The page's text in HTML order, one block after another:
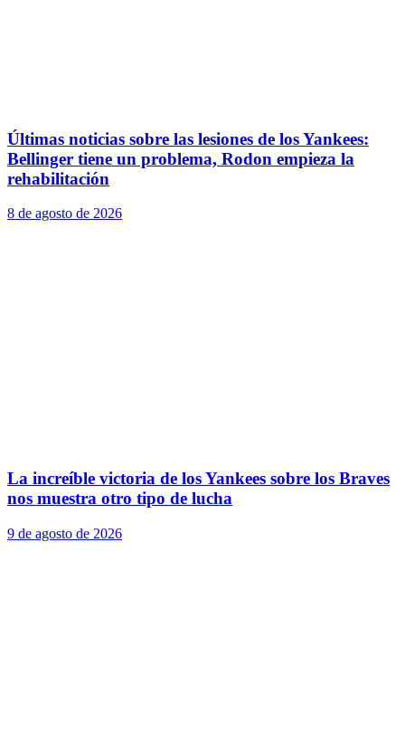
Últimas noticias sobre las lesiones de los Yankees:
Bellinger tiene un problema, Rodon empieza la
rehabilitación
8 de agosto de 2026
La increíble victoria de los Yankees sobre los Braves
nos muestra otro tipo de lucha
9 de agosto de 2026